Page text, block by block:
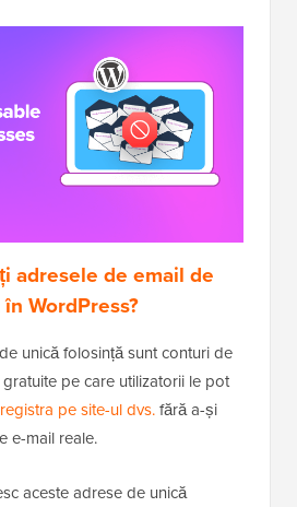
adresele de email de
WordPress?
unică folosință sunt conturi de
pe care utilizatorii le pot
pe site-ul dvs.fără a-și
e-mail reale.
aceste adrese de unică